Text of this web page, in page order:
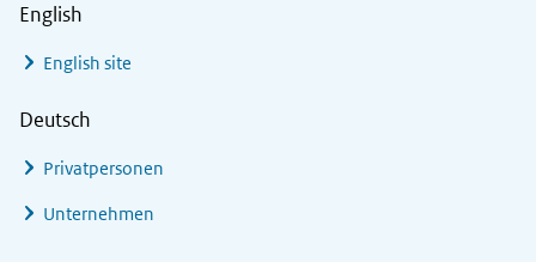
English
English site
Deutsch
Privatpersonen
Unternehmen